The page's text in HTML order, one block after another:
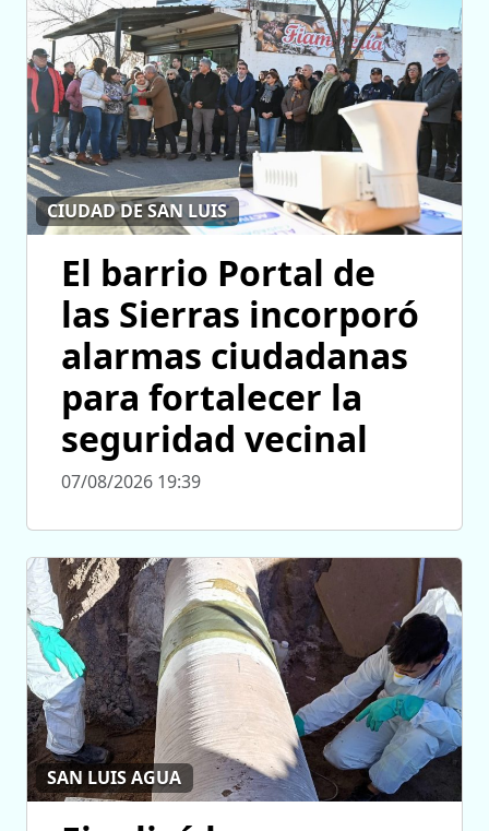
CIUDAD DE SAN LUIS
El barrio Portal de
las Sierras incorporó
alarmas ciudadanas
para fortalecer la
seguridad vecinal
07/08/2026 19:39
SAN LUIS AGUA